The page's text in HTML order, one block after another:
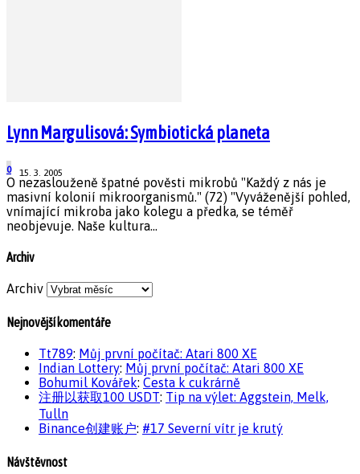
Lynn Margulisová: Symbiotická planeta
15. 3. 2005
0
O nezaslouženě špatné pověsti mikrobů "Každý z nás je
masivní kolonií mikroorganismů." (72) "Vyváženější pohled,
vnímající mikroba jako kolegu a předka, se téměř
neobjevuje. Naše kultura...
Archiv
Archiv
Nejnovější komentáře
Tt789: Můj první počítač: Atari 800 XE
Indian Lottery: Můj první počítač: Atari 800 XE
Bohumil Kovářek: Cesta k cukrárně
注册以获取100 USDT: Tip na výlet: Aggstein, Melk,
Tulln
Binance创建账户: #17 Severní vítr je krutý
Návštěvnost